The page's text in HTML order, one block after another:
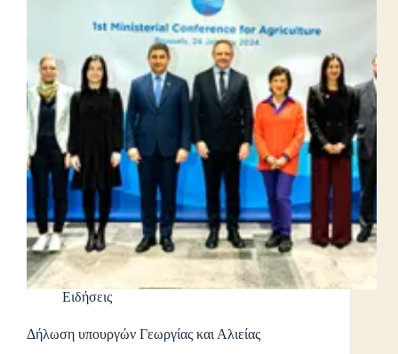
Ειδήσεις
Δήλωση υπουργών Γεωργίας και Αλιείας